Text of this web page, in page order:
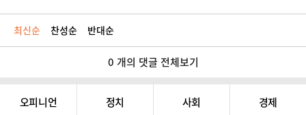
최신순 찬성순 반대순
0 개의 댓글 전체보기
오피니언 정치 사회 경제